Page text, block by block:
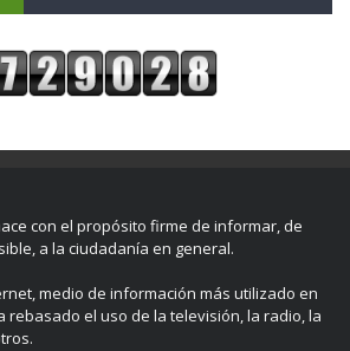
con el propósito firme de informar, de
a la ciudadanía en general.
medio de información más utilizado en
rebasado el uso de la televisión, la radio, la